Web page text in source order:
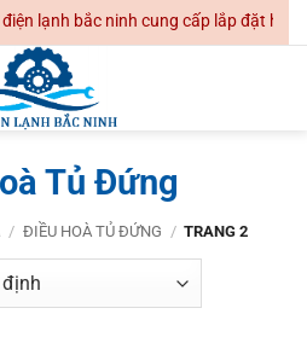
lạnh bắc ninh cung cấp lắp đặt hệ
Tủ Đứng
/ ĐIỀU HOÀ TỦ ĐỨNG / TRANG 2